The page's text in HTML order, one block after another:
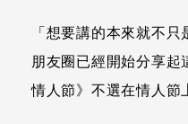
「想要講的本來就不
朋友圈已經開始分享起
情人節》不選在情人節